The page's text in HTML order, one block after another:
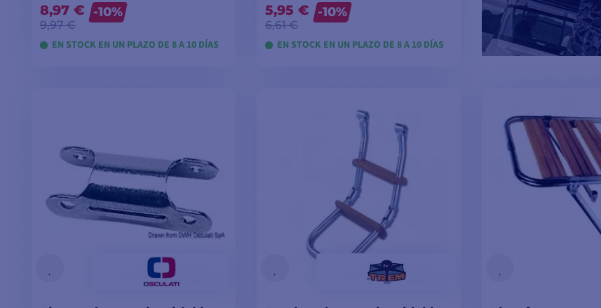
8,97 €
9,97 €
-10%
EN STOCK EN UN PLAZO DE 8 A 10 DÍAS
5,95 €
6,61 €
-10%
EN STOCK EN UN PLAZO DE 8 A 10 DÍAS